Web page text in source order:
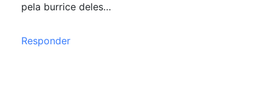
pela burrice deles…
Responder